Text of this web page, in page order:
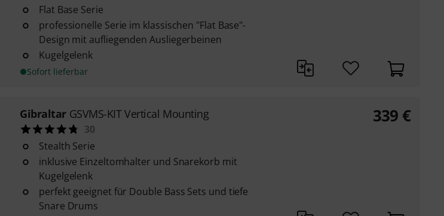
Flat Base Serie
professionelle Serie im klassischen "Flat Base"-
Design mit aufliegenden Ausliegerbeinen
Kugelgelenk
Sofort lieferbar
Gibraltar GSVMS-KIT Vertical Mounting
30
Stealth Serie
inklusive Einzeltomhalter und Snarekorb mit
Kugelgelenk
perfekt geeignet für Double Bass Sets und tiefe
Snare Drums
339 €